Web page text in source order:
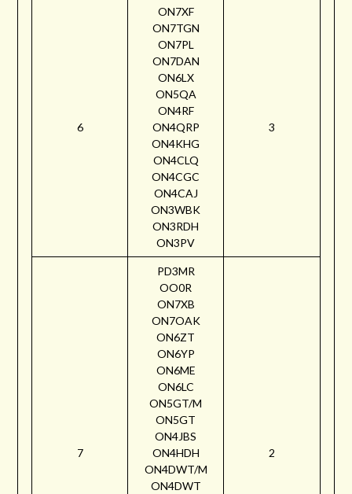
6
ON7XF
ON7TGN
ON7PL
ON7DAN
ON6LX
ON5QA
ON4RF
ON4QRP
ON4KHG
ON4CLQ
ON4CGC
ON4CAJ
ON3WBK
ON3RDH
ON3PV
3
7
PD3MR
OO0R
ON7XB
ON7OAK
ON6ZT
ON6YP
ON6ME
ON6LC
ON5GT/M
ON5GT
ON4JBS
ON4HDH
ON4DWT/M
ON4DWT
2